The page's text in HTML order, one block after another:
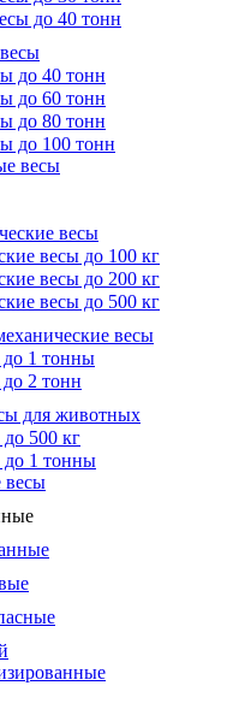
до 40 тонн
до 40 тонн
до 60 тонн
до 80 тонн
до 100 тонн
весы
весы
весы до 100 кг
весы до 200 кг
весы до 500 кг
весы
1 тонны
2 тонн
для животных
500 кг
1 тонны
весы